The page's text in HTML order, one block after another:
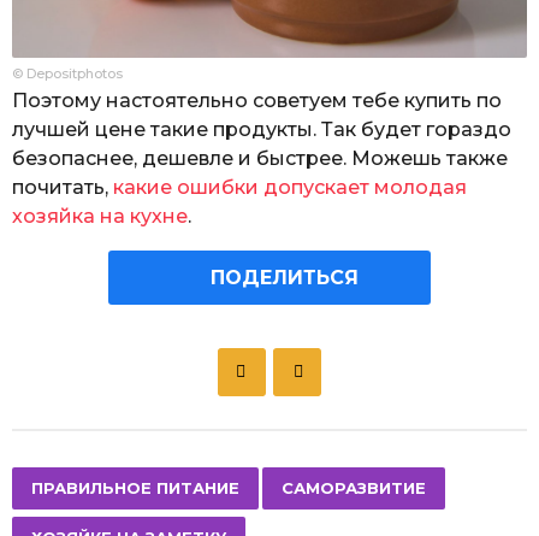
© Depositphotos
Поэтому настоятельно советуем тебе купить по
лучшей цене такие продукты. Так будет гораздо
безопаснее, дешевле и быстрее. Можешь также
почитать, какие ошибки допускает молодая
хозяйка на кухне.
ПОДЕЛИТЬСЯ
a
ПРАВИЛЬНОЕ ПИТАНИЕ САМОРАЗВИТИЕ